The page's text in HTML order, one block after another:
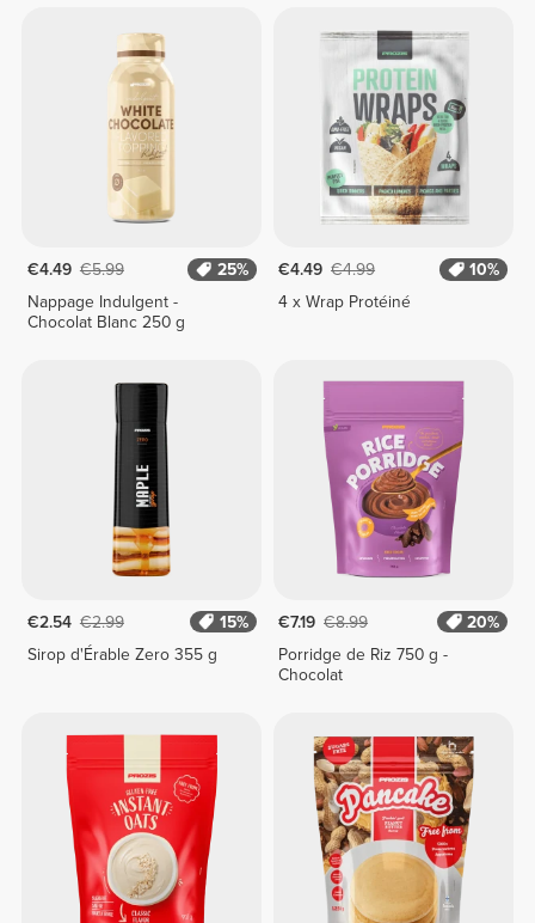
€4.49 €5.99
25%
Nappage Indulgent -
Chocolat Blanc 250 g
€4.49 €4.99
10%
4 x Wrap Protéiné
€2.54 €2.99
15%
Sirop d'Érable Zero 355 g
€7.19 €8.99
20%
Porridge de Riz 750 g -
Chocolat